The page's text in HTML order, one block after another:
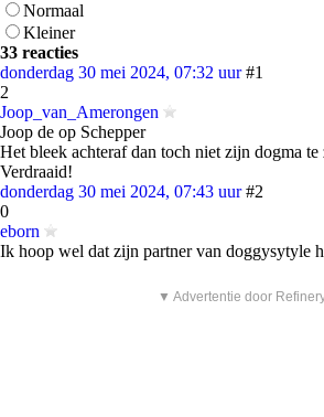
Normaal
Kleiner
33 reacties
donderdag 30 mei 2024, 07:32 uur #1
2
Joop_van_Amerongen
Joop de op Schepper
Het bleek achteraf dan toch niet zijn dogma te
Verdraaid!
donderdag 30 mei 2024, 07:43 uur #2
0
eborn
Ik hoop wel dat zijn partner van doggysytyle
▼ Advertentie door